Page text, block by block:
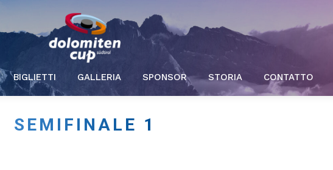
BIGLIETTI GALLERIA SPONSOR STORIA CONTATTO
SEMIFINALE 1